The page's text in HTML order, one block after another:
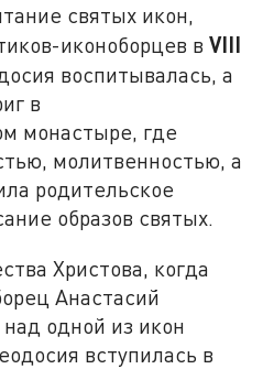
святых икон,
иконоборцев вVIII
воспитывалась, а
в
монастыре, где
молитвенностью, а
родительское
образов святых.
Христова, когда
Анастасий
одной из икон
вступилась в